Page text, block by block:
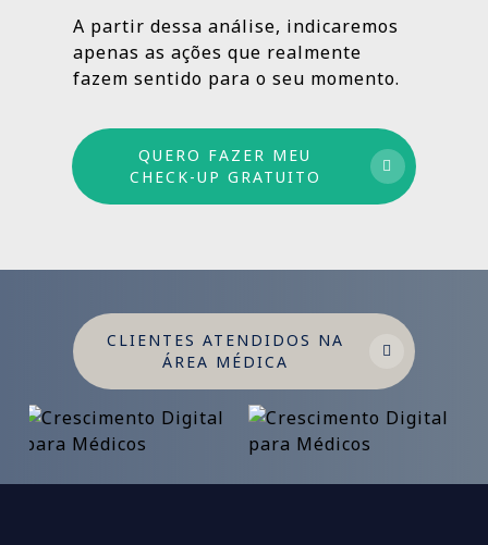
médio e longo prazo para garantir
crescimento sustentável.
A partir dessa análise, indicaremos
apenas as ações que realmente
fazem sentido para o seu momento.
QUERO FAZER MEU
CHECK-UP GRATUITO
CLIENTES ATENDIDOS NA
ÁREA MÉDICA